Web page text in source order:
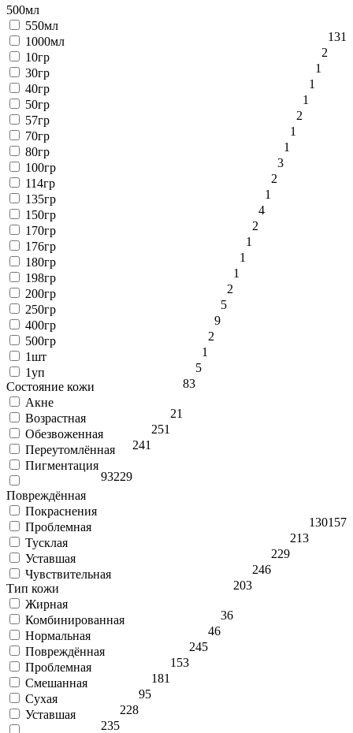
500мл
31
550мл
1
1000мл
2
10гр
1
30гр
1
40гр
1
50гр
2
57гр
1
70гр
1
80гр
3
100гр
2
114гр
1
135гр
4
150гр
2
170гр
1
176гр
1
180гр
1
198гр
2
200гр
5
250гр
9
400гр
2
500гр
1
1шт
5
1уп
83
Состояние кожи
Акне
21
Возрастная
251
Обезвоженная
241
Переутомлённая
229
Пигментация
93
Повреждённая
157
Покраснения
130
Проблемная
213
Тусклая
229
Уставшая
246
Чувствительная
203
Тип кожи
Жирная
36
Комбинированная
46
Нормальная
245
Повреждённая
153
Проблемная
181
Смешанная
95
Сухая
228
Уставшая
235